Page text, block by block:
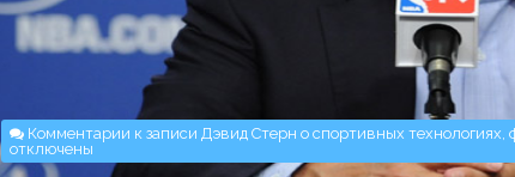
Комментарии к записи Дэвид Стерн о спортивных технологиях,
отключены